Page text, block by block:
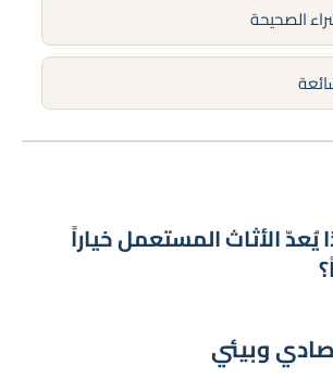
الصحيحة
يُعدّ الأثاث المستعمل خياراً
وبيئي